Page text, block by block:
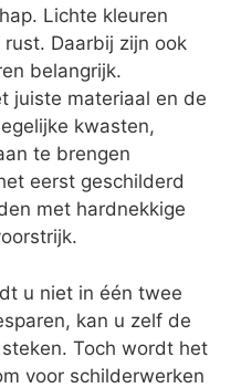
Lichte kleuren
Daarbij zijn ook
belangrijk.
juiste materiaal en de
kwasten,
te brengen
eerst geschilderd
met hardnekkige
u niet in één twee
kan u zelf de
Toch wordt het
voor schilderwerken